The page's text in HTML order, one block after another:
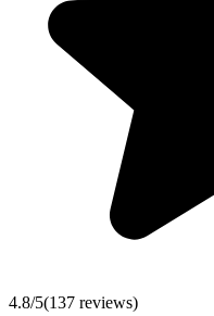
4.8/5(137 reviews)